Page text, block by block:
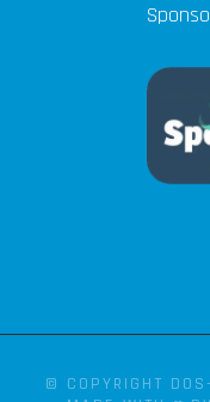
© COPYRIGHT